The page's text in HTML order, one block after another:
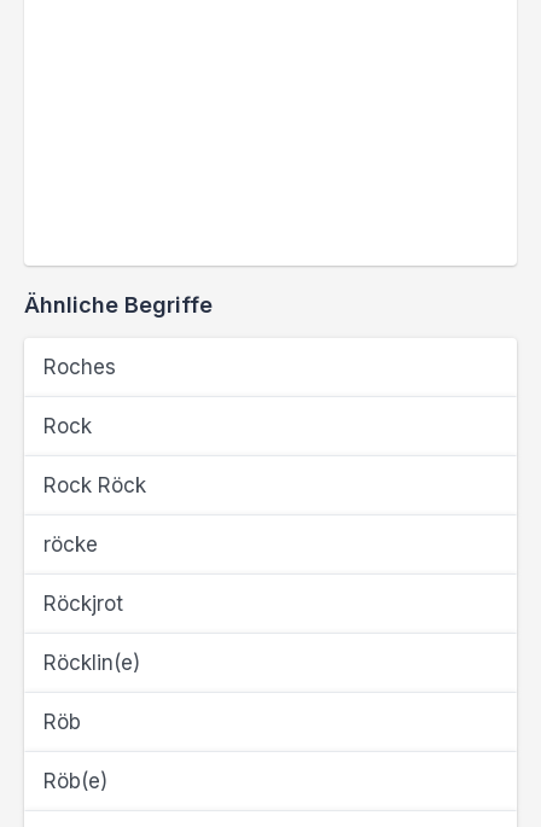
Ähnliche Begriffe
Roches
Rock
Rock Röck
röcke
Röckjrot
Röcklin(e)
Röb
Röb(e)